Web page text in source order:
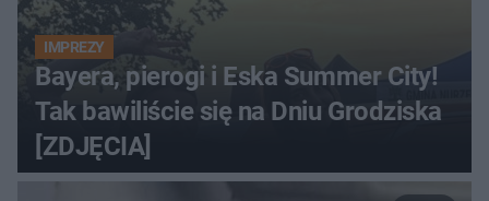
IMPREZY
Bayera, pierogi i Eska Summer City!
Tak bawiliście się na Dniu Grodziska
[ZDJĘCIA]